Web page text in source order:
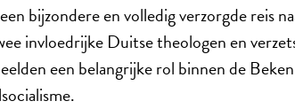
bijzondere en volledig verzorgde reis
invloedrijke Duitse theologen en
een belangrijke rol binnen de